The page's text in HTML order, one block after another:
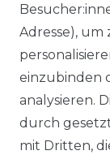
KLIMA- UND
LEXIKON
ÜBER UNS
Adresse), um
einzubinden
analysieren.
durch
mit Dritten,